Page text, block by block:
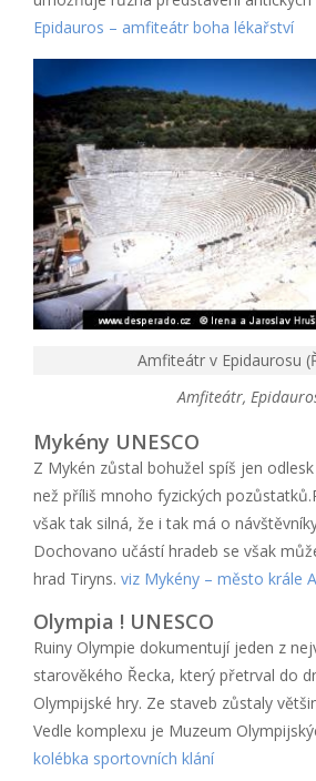
Epidauros – amfiteátr boha lékařství
Amfiteátr v Epidaurosu
Amfiteátr,
Mykény UNESCO
Z Mykén zůstal bohužel spíš jen
než příliš mnoho fyzických
však tak silná, že i tak má o
Dochovano učástí hradeb se však
hrad Tiryns. viz Mykény – město krále
Olympia ! UNESCO
Ruiny Olympie dokumentují jeden z
starověkého Řecka, který přetrval do
Olympijské hry. Ze staveb zůstaly
Vedle komplexu je Muzeum
kolébka sportovních klání